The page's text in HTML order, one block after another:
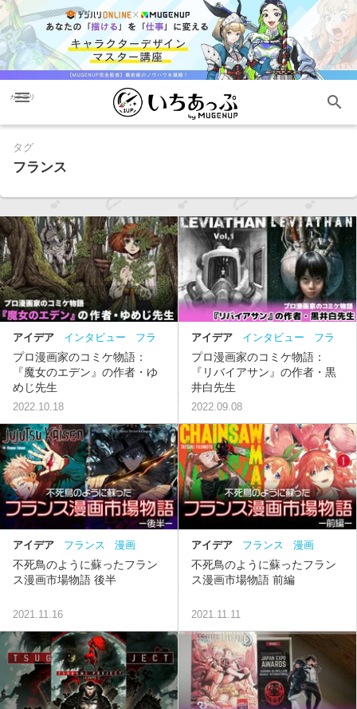
menu
カテゴリ search
タグ
フランス
アイデア インタビュー
フラ
ンス
コミケ 漫画
プロ漫画家のコミケ物語：
『魔女のエデン』の作者・ゆ
めじ先生
2022.10.18
アイデア インタビュー
フラ
ンス
コミケ 漫画
プロ漫画家のコミケ物語：
『リバイアサン』の作者・黒
井白先生
2022.09.08
アイデア フランス 漫画
不死鳥のように蘇ったフラン
ス漫画市場物語 後半
2021.11.16
アイデア フランス 漫画
不死鳥のように蘇ったフラン
ス漫画市場物語 前編
2021.11.11